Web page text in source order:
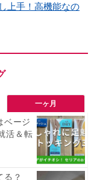
上手！高機能なの
一ヶ月
ベージ
活＆転
る？